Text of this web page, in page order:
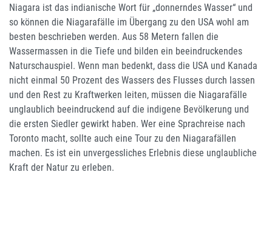
Niagara ist das indianische Wort für „donnerndes Wasser“ und
so können die Niagarafälle im Übergang zu den USA wohl am
besten beschrieben werden. Aus 58 Metern fallen die
Wassermassen in die Tiefe und bilden ein beeindruckendes
Naturschauspiel. Wenn man bedenkt, dass die USA und Kanada
nicht einmal 50 Prozent des Wassers des Flusses durch lassen
und den Rest zu Kraftwerken leiten, müssen die Niagarafälle
unglaublich beeindruckend auf die indigene Bevölkerung und
die ersten Siedler gewirkt haben. Wer eine Sprachreise nach
Toronto macht, sollte auch eine Tour zu den Niagarafällen
machen. Es ist ein unvergessliches Erlebnis diese unglaubliche
Kraft der Natur zu erleben.